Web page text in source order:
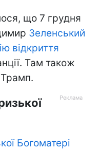
що 7 грудня
Зеленський
відкриття
Там також
Богоматері